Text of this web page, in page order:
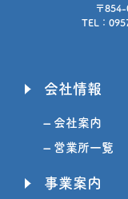
〒
TEL：
会社情報
– 会社案内
– 営業所一覧
事業案内